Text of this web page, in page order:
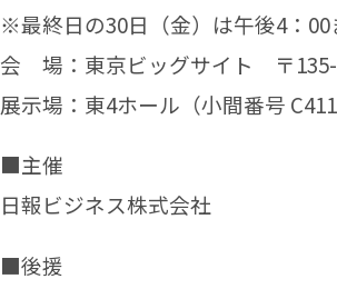
※最終日の30日（金）は午後4：00
会 場：東京ビッグサイト 〒
展示場：東4ホール（小間番号 C411
■主催
日報ビジネス株式会社
■後援